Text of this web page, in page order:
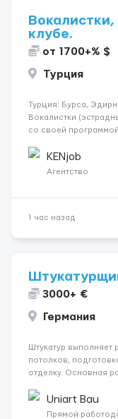
клубе.
от 1700+% $
Турция
Турция: Бурса,
Вокалистки
со своей
одного до трех
KENjob
Агентство
1 час назад
3000+ €
Германия
Штукатур
потолков,
отделку. Основная
специалистов с
Обязанности
Uniart Bau
Прямой